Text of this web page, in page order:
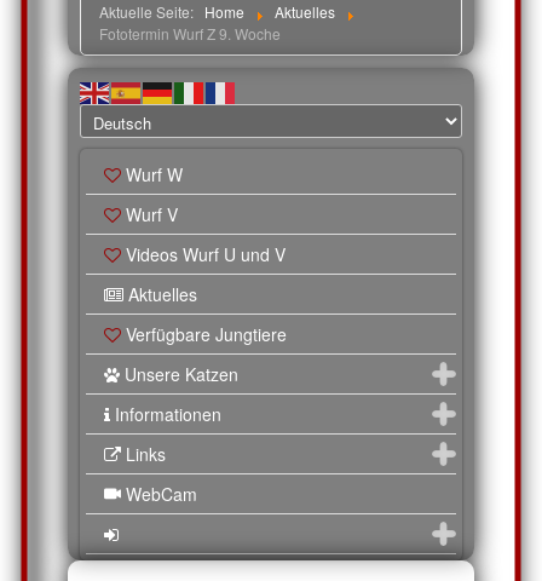
Aktuelle Seite: Home
Aktuelles
Fototermin Wurf Z 9. Woche
Wurf W
Wurf V
Videos Wurf U und V
Aktuelles
Verfügbare Jungtiere
Unsere Katzen
Informationen
Links
WebCam